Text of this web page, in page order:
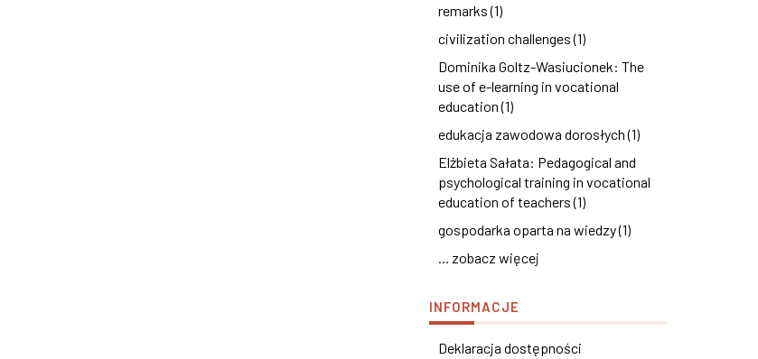
remarks (1)
civilization challenges (1)
Dominika Goltz-Wasiucionek: The
use of e-learning in vocational
education (1)
edukacja zawodowa dorosłych (1)
Elżbieta Sałata: Pedagogical and
psychological training in vocational
education of teachers (1)
gospodarka oparta na wiedzy (1)
... zobacz więcej
INFORMACJE
Deklaracja dostępności